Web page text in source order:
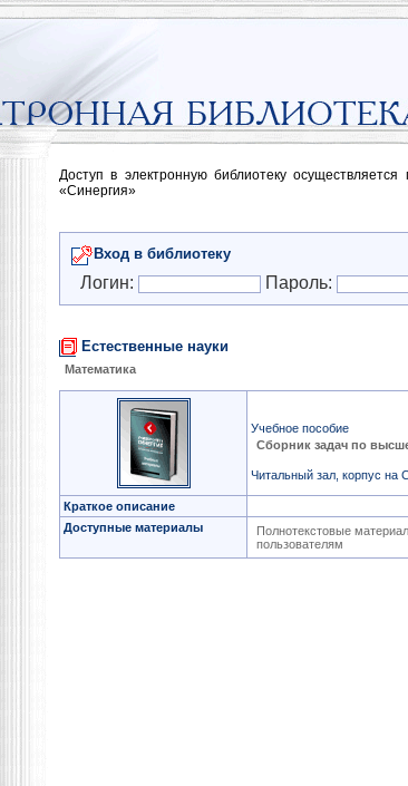
Доступ в электронную библиотеку
«Синергия»
Вход в библиотеку
Логин: Пароль:
Естественные науки
Математика
Учебное пособие
Сборник задач по
Читальный зал, корпус на
Краткое описание
Доступные материалы
Полнотекстовые
пользователям